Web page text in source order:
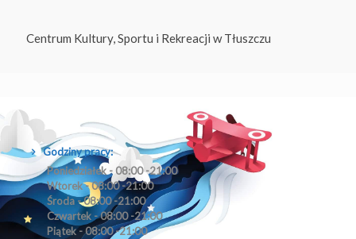
Centrum Kultury, Sportu i Rekreacji w Tłuszczu
Godziny pracy:
Poniedziałek - 08:00 -21:00
Wtorek - 08:00 -21:00
Środa - 08:00 -21:00
Czwartek - 08:00 -21:00
Piątek - 08:00 -21:00